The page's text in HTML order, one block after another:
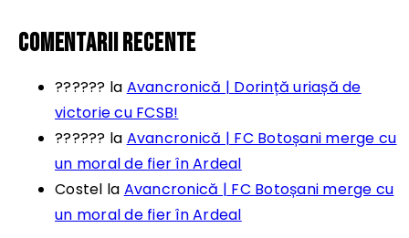
comentarii recente
?????? la Avancronică | Dorință uriașă de
victorie cu FCSB!
?????? la Avancronică | FC Botoșani merge cu
un moral de fier în Ardeal
Costel la Avancronică | FC Botoșani merge cu
un moral de fier în Ardeal